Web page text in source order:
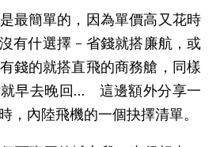
最簡單的，因為單價高又花時
有什選擇 - 省錢就搭廉航，或
錢的就搭直飛的商務艙，同樣
就早去晚回… 這邊額外分享一
，內陸飛機的一個抉擇清單。